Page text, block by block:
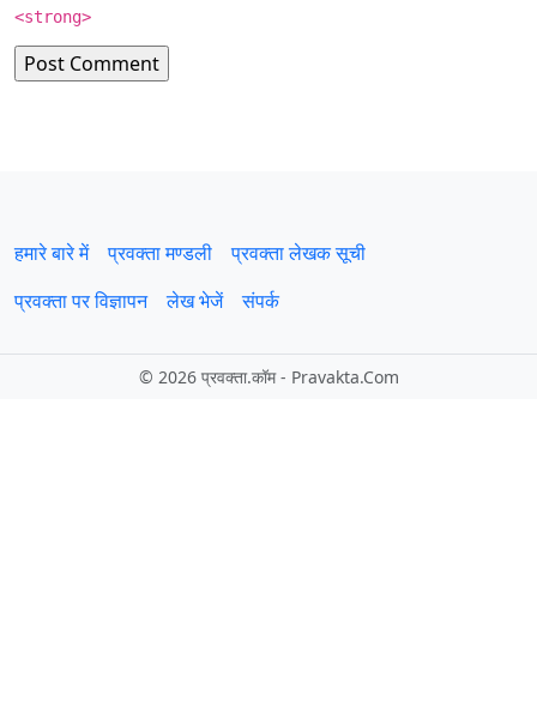
<strong>
हमारे बारे में प्रवक्‍ता मण्डली
प्रवक्ता लेखक सूची
प्रवक्ता पर विज्ञापन
लेख भेजें संपर्क
© 2026 प्रवक्‍ता.कॉम - Pravakta.Com